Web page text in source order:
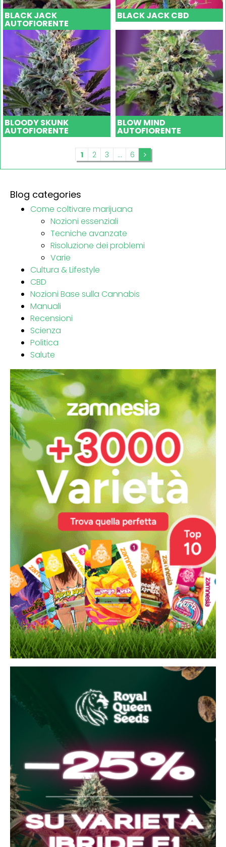
BLACK JACK
AUTOFIORENTE
BLACK JACK CBD
BLOODY SKUNK
AUTOFIORENTE
BLOW MIND
AUTOFIORENTE
1 2 3 ... 6
Blog categories
Come coltivare marijuana
Nozioni essenziali
Tecniche avanzate
Risoluzione dei problemi
Varie
Cultura & Lifestyle
CBD
Nozioni Base sulla Cannabis
Manuali
Recensioni
Scienza
Politica
Salute